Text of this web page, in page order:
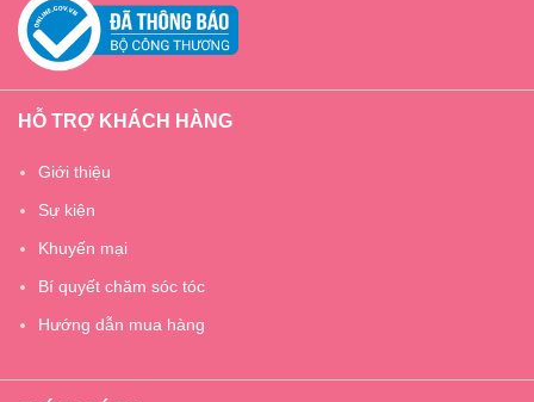
HỖ TRỢ KHÁCH HÀNG
Giới thiệu
Sự kiện
Khuyến mại
Bí quyết chăm sóc tóc
Hướng dẫn mua hàng